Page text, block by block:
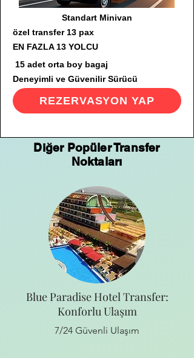
Standart Minivan
özel transfer 13 pax
EN FAZLA 13 YOLCU
15 adet orta boy bagaj
Deneyimli ve Güvenilir Sürücü
REZERVASYON YAP
Diğer Popüler Transfer
Noktaları
Blue Paradise Hotel Transfer:
Konforlu Ulaşım
7/24 Güvenli Ulaşım